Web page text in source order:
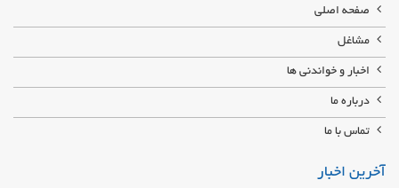
صفحه اصلی
مشاغل
اخبار و خواندنی ها
درباره ما
تماس با ما
آخرین اخبار